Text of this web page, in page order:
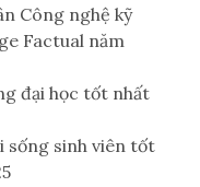
Công nghệ kỹ
Factual năm
đại học tốt nhất
sống sinh viên tốt